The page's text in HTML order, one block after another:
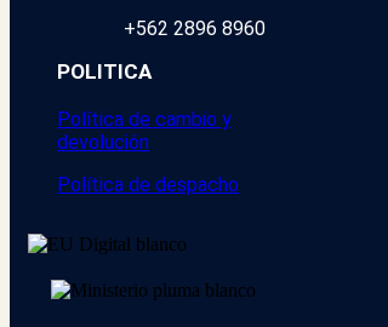
+562 2896 8960
POLITICA
Política de cambio y
devolución
Política de despacho